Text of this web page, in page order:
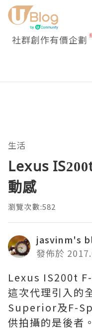
社群創作有價企劃
生活
Lexus
動感
瀏覽次數:582
jasvinm's
發佈於
Lexus IS200t
這次代理引入的
Superior及F-
供拍攝的是後者